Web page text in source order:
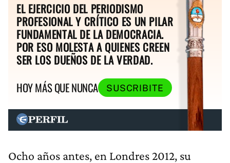
EL EJERCICIO DEL PERIODISMO
PROFESIONAL Y CRÍTICO ES UN PILAR
FUNDAMENTAL DE LA DEMOCRACIA.
POR ESO MOLESTA A QUIENES CREEN
SER LOS DUEÑOS DE LA VERDAD.
HOY MÁS QUE NUNCA
SUSCRIBITE
Ocho años antes, en Londres 2012, su